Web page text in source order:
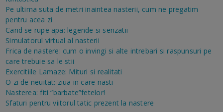
Pe ultima suta de metri inaintea nasterii, cum ne pregatim
pentru acea zi
Cand se rupe apa: legende si senzatii
Simulatorul virtual al nasterii
Frica de nastere: cum o invingi si alte intrebari si raspunsuri pe
care trebuie sa le stii
Exercitiile Lamaze: Mituri si realitati
O zi de neuitat: ziua in care nasti
Nasterea: fiti “barbate”fetelor!
Sfaturi pentru viitorul tatic prezent la nastere